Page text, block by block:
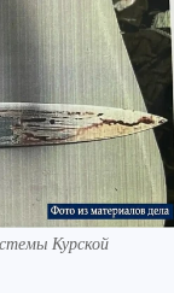
Курской